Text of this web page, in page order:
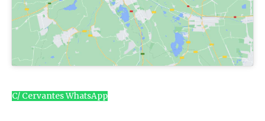
C/ Cervantes WhatsApp